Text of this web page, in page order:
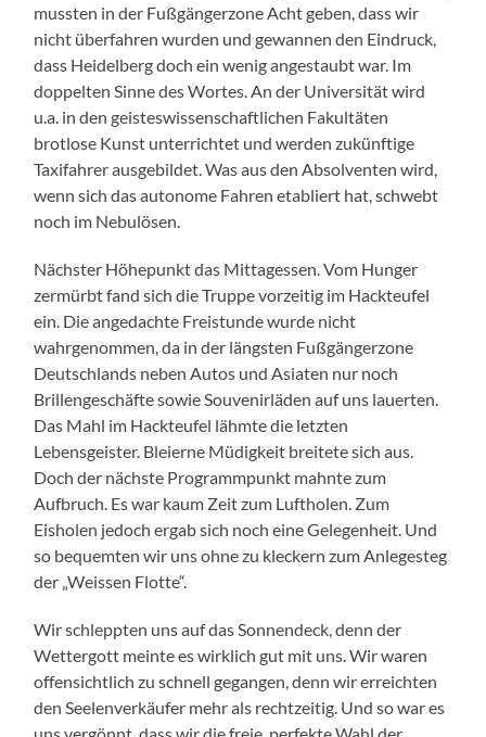
mussten in der Fußgängerzone Acht geben, dass wir
nicht überfahren wurden und gewannen den Eindruck,
dass Heidelberg doch ein wenig angestaubt war. Im
doppelten Sinne des Wortes. An der Universität wird
u.a. in den geisteswissenschaftlichen Fakultäten
brotlose Kunst unterrichtet und werden zukünftige
Taxifahrer ausgebildet. Was aus den Absolventen wird,
wenn sich das autonome Fahren etabliert hat, schwebt
noch im Nebulösen.
Nächster Höhepunkt das Mittagessen. Vom Hunger
zermürbt fand sich die Truppe vorzeitig im Hackteufel
ein. Die angedachte Freistunde wurde nicht
wahrgenommen, da in der längsten Fußgängerzone
Deutschlands neben Autos und Asiaten nur noch
Brillengeschäfte sowie Souvenirläden auf uns lauerten.
Das Mahl im Hackteufel lähmte die letzten
Lebensgeister. Bleierne Müdigkeit breitete sich aus.
Doch der nächste Programmpunkt mahnte zum
Aufbruch. Es war kaum Zeit zum Luftholen. Zum
Eisholen jedoch ergab sich noch eine Gelegenheit. Und
so bequemten wir uns ohne zu kleckern zum Anlegesteg
der „Weissen Flotte“.
Wir schleppten uns auf das Sonnendeck, denn der
Wettergott meinte es wirklich gut mit uns. Wir waren
offensichtlich zu schnell gegangen, denn wir erreichten
den Seelenverkäufer mehr als rechtzeitig. Und so war es